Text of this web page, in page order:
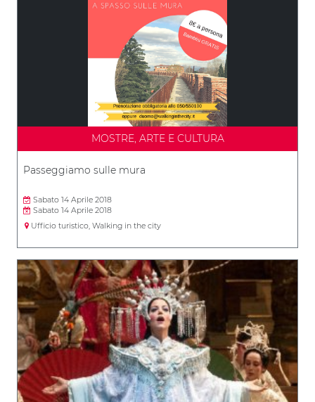
MOSTRE, ARTE E CULTURA
Passeggiamo sulle mura
Sabato 14 Aprile 2018
Sabato 14 Aprile 2018
Ufficio turistico, Walking in the city